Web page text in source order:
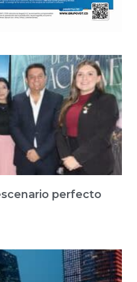
perfecto